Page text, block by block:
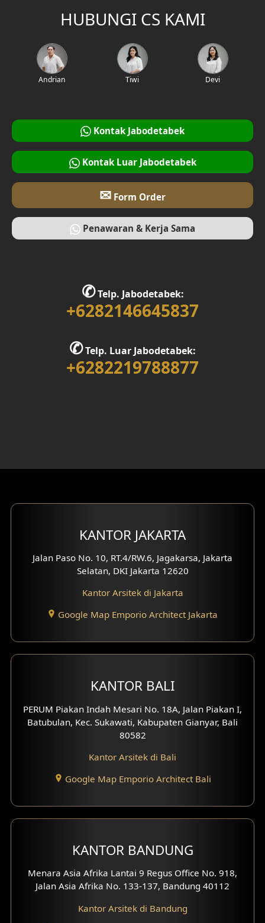
Desain Walk in Closet
Desain Area Gym
Desain Bar
Desain Ruang Multimedia
Desain Tempat Ibadah
Desain Rumah 1 Lantai
Desain Rumah 3 Lantai
Desain Eksterior Villa
Desain Eksterior Ruko
Desain Eksterior Perumahan
Desain Ruko
Desain Hotel
Desain Kantor
Desain Paviliun
Desain Interior Klinik
Desain Interior Perumahan
Desain Interior Kantor
Desain Interior Hotel
Eksterior Tampak Hook
HUBUNGI CS KAMI
Andrian Tiwi Devi
Kontak Jabodetabek
Kontak Luar Jabodetabek
✉ Form Order
Penawaran & Kerja Sama
✆Telp. Jabodetabek:
+6282146645837
✆Telp. Luar Jabodetabek:
+6282219788877
KANTOR JAKARTA
Jalan Paso No. 10, RT.4/RW.6, Jagakarsa, Jakarta
Selatan, DKI Jakarta 12620
Kantor Arsitek di Jakarta
Google Map Emporio Architect Jakarta
KANTOR BALI
PERUM Piakan Indah Mesari No. 18A, Jalan Piakan I,
Batubulan, Kec. Sukawati, Kabupaten Gianyar, Bali
80582
Kantor Arsitek di Bali
Google Map Emporio Architect Bali
KANTOR BANDUNG
Menara Asia Afrika Lantai 9 Regus Office No. 918,
Jalan Asia Afrika No. 133-137, Bandung 40112
Kantor Arsitek di Bandung